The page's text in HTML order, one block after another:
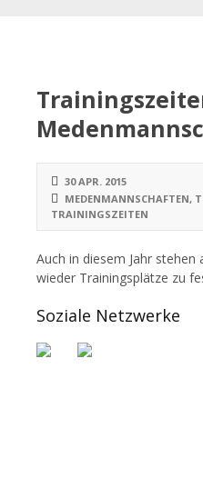
30 APR. 2015
MEDENMANNSCHAFTEN,
TRAININGSZEITEN
Auch in diesem Jahr
wieder Trainingsplätze zu
Soziale Netzwerke